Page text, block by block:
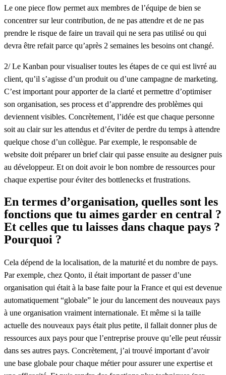
Le one piece flow permet aux membres de l’équipe de bien se
concentrer sur leur contribution, de ne pas attendre et de ne pas
prendre le risque de faire un travail qui ne sera pas utilisé ou qui
devra être refait parce qu’après 2 semaines les besoins ont changé.
2/ Le Kanban pour visualiser toutes les étapes de ce qui est livré au
client, qu’il s’agisse d’un produit ou d’une campagne de marketing.
C’est important pour apporter de la clarté et permettre d’optimiser
son organisation, ses process et d’apprendre des problèmes qui
deviennent visibles. Concrètement, l’idée est que chaque personne
soit au clair sur les attendus et d’éviter de perdre du temps à attendre
quelque chose d’un collègue. Par exemple, le responsable de
website doit préparer un brief clair qui passe ensuite au designer puis
au développeur. Et on doit avoir le bon nombre de ressources pour
chaque expertise pour éviter des bottlenecks et frustrations.
En termes d’organisation, quelles sont les
fonctions que tu aimes garder en central ?
Et celles que tu laisses dans chaque pays ?
Pourquoi ?
Cela dépend de la localisation, de la maturité et du nombre de pays.
Par exemple, chez Qonto, il était important de passer d’une
organisation qui était à la base faite pour la France et qui est devenue
automatiquement “globale” le jour du lancement des nouveaux pays
à une organisation vraiment internationale. Et même si la taille
actuelle des nouveaux pays était plus petite, il fallait donner plus de
ressources aux pays pour que l’entreprise prouve qu’elle peut réussir
dans ses autres pays. Concrètement, j’ai trouvé important d’avoir
une base globale pour chaque métier pour assurer une expertise et